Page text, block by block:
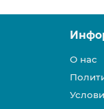
О нас